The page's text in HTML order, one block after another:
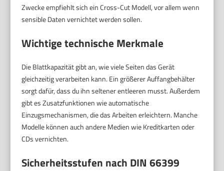
Zwecke empfiehlt sich ein Cross-Cut Modell, vor allem wenn
sensible Daten vernichtet werden sollen.
Wichtige technische Merkmale
Die Blattkapazität gibt an, wie viele Seiten das Gerät
gleichzeitig verarbeiten kann. Ein größerer Auffangbehälter
sorgt dafür, dass du ihn seltener entleeren musst. Außerdem
gibt es Zusatzfunktionen wie automatische
Einzugsmechanismen, die das Arbeiten erleichtern. Manche
Modelle können auch andere Medien wie Kreditkarten oder
CDs vernichten.
Sicherheitsstufen nach DIN 66399